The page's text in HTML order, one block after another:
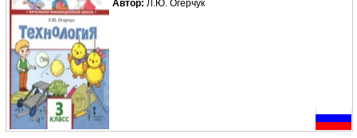
Автор: Л.Ю. Огерчук